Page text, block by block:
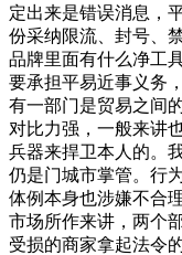
定出来是错误消息，
份采纳限流、封号、
品牌里面有什么净工
要承担平易近事义务
有一部门是贸易之间
对比力强，一般来讲
兵器来捍卫本人的。
仍是门城市掌管。行
体例本身也涉嫌不合
市场所作来讲，两个
受损的商家拿起法令